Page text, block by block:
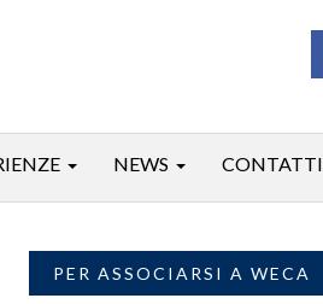
NEWS CONTATTI
PER ASSOCIARSI A WECA